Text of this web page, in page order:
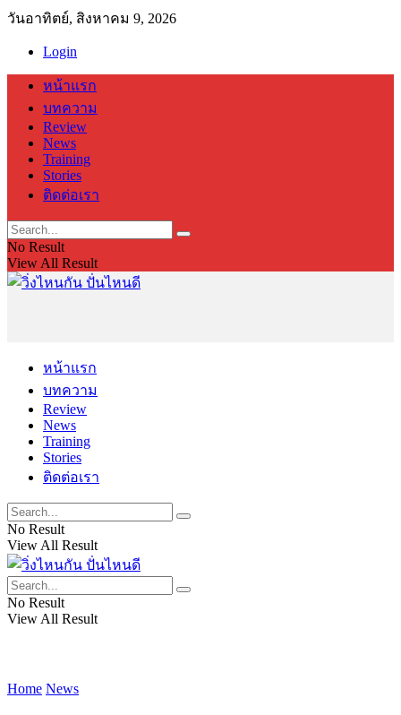
วันอาทิตย์, สิงหาคม 9, 2026
Login
หน้าแรก
บทความ
Review
News
Training
Stories
ติดต่อเรา
No Result
View All Result
หน้าแรก
บทความ
Review
News
Training
Stories
ติดต่อเรา
No Result
View All Result
No Result
View All Result
Home News